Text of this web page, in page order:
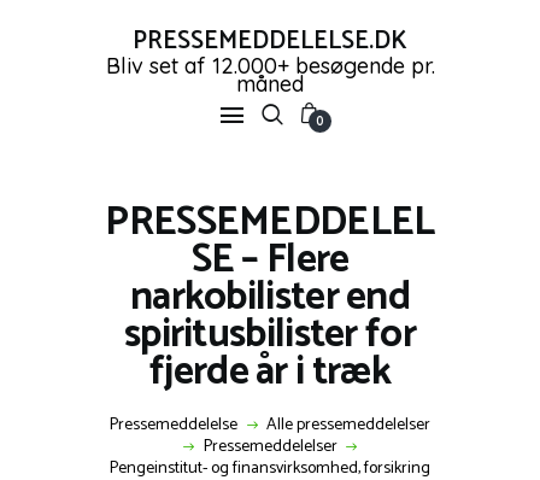
PRESSEMEDDELELSE.DK
Bliv set af 12.000+ besøgende pr.
måned
0
PRESSEMEDDELEL
SE – Flere
narkobilister end
spiritusbilister for
fjerde år i træk
Pressemeddelelse Alle pressemeddelelser
Pressemeddelelser
Pengeinstitut- og finansvirksomhed, forsikring
PRESSEMEDDELELSE.DK
Bliv set af 12.000+ besøgende pr. måned
FORSIDE
PRESSEMEDDELELSER
OPRET GRATIS KONTO
SHOP
NYHEDER
KONTAKT OS
LOG IND